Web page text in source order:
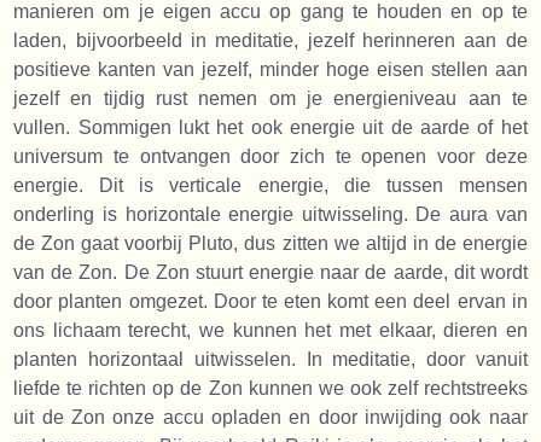
manieren om je eigen accu op gang te houden en op te
laden, bijvoorbeeld in meditatie, jezelf herinneren aan de
positieve kanten van jezelf, minder hoge eisen stellen aan
jezelf en tijdig rust nemen om je energieniveau aan te
vullen. Sommigen lukt het ook energie uit de aarde of het
universum te ontvangen door zich te openen voor deze
energie. Dit is verticale energie, die tussen mensen
onderling is horizontale energie uitwisseling. De aura van
de Zon gaat voorbij Pluto, dus zitten we altijd in de energie
van de Zon. De Zon stuurt energie naar de aarde, dit wordt
door planten omgezet. Door te eten komt een deel ervan in
ons lichaam terecht, we kunnen het met elkaar, dieren en
planten horizontaal uitwisselen. In meditatie, door vanuit
liefde te richten op de Zon kunnen we ook zelf rechtstreeks
uit de Zon onze accu opladen en door inwijding ook naar